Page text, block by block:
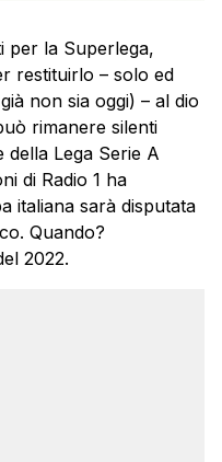
per la Superlega,
restituirlo – solo ed
non sia oggi) – al dio
rimanere silenti
della Lega Serie A
di Radio 1 ha
italiana sarà disputata
Quando?
2022.